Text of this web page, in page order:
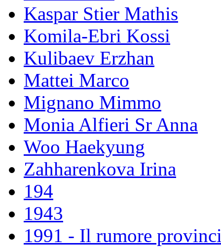
Kaspar Stier Mathis
Komila-Ebri Kossi
Kulibaev Erzhan
Mattei Marco
Mignano Mimmo
Monia Alfieri Sr Anna
Woo Haekyung
Zahharenkova Irina
194
1943
1991 - Il rumore